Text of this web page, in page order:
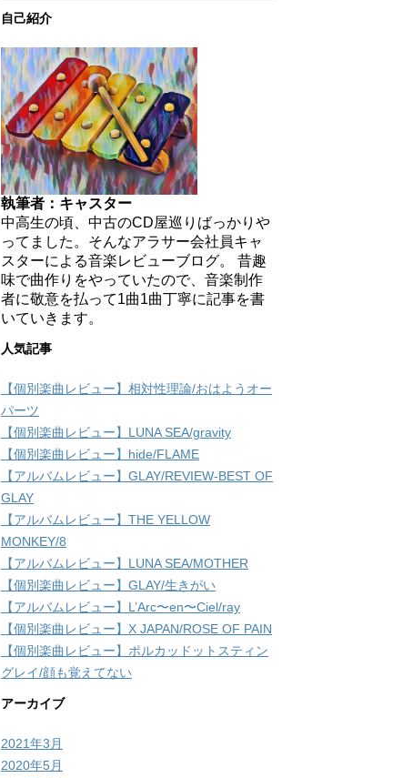
自己紹介
執筆者：キャスター
中高生の頃、中古のCD屋巡りばっかりや
ってました。そんなアラサー会社員キャ
スターによる音楽レビューブログ。 昔趣
味で曲作りをやっていたので、音楽制作
者に敬意を払って1曲1曲丁寧に記事を書
いていきます。
人気記事
【個別楽曲レビュー】相対性理論/おはようオー
パーツ
【個別楽曲レビュー】LUNA SEA/gravity
【個別楽曲レビュー】hide/FLAME
【アルバムレビュー】GLAY/REVIEW-BEST OF
GLAY
【アルバムレビュー】THE YELLOW
MONKEY/8
【アルバムレビュー】LUNA SEA/MOTHER
【個別楽曲レビュー】GLAY/生きがい
【アルバムレビュー】L’Arc〜en〜Ciel/ray
【個別楽曲レビュー】X JAPAN/ROSE OF PAIN
【個別楽曲レビュー】ポルカッドットスティン
グレイ/顔も覚えてない
アーカイブ
2021年3月
2020年5月